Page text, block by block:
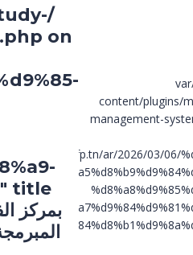
/
content/plugins/
management-
https://www.atfp.tn/ar/2026/03/06/
on
بمركز